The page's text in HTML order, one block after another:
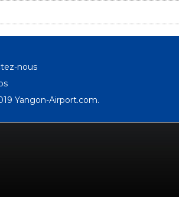
nous
Yangon-Airport.com.